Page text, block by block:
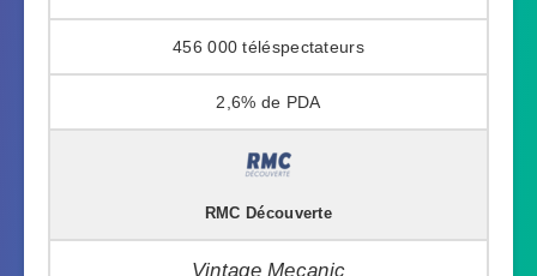
456 000
2,6%
RMC Découverte
Vintage Mecanic